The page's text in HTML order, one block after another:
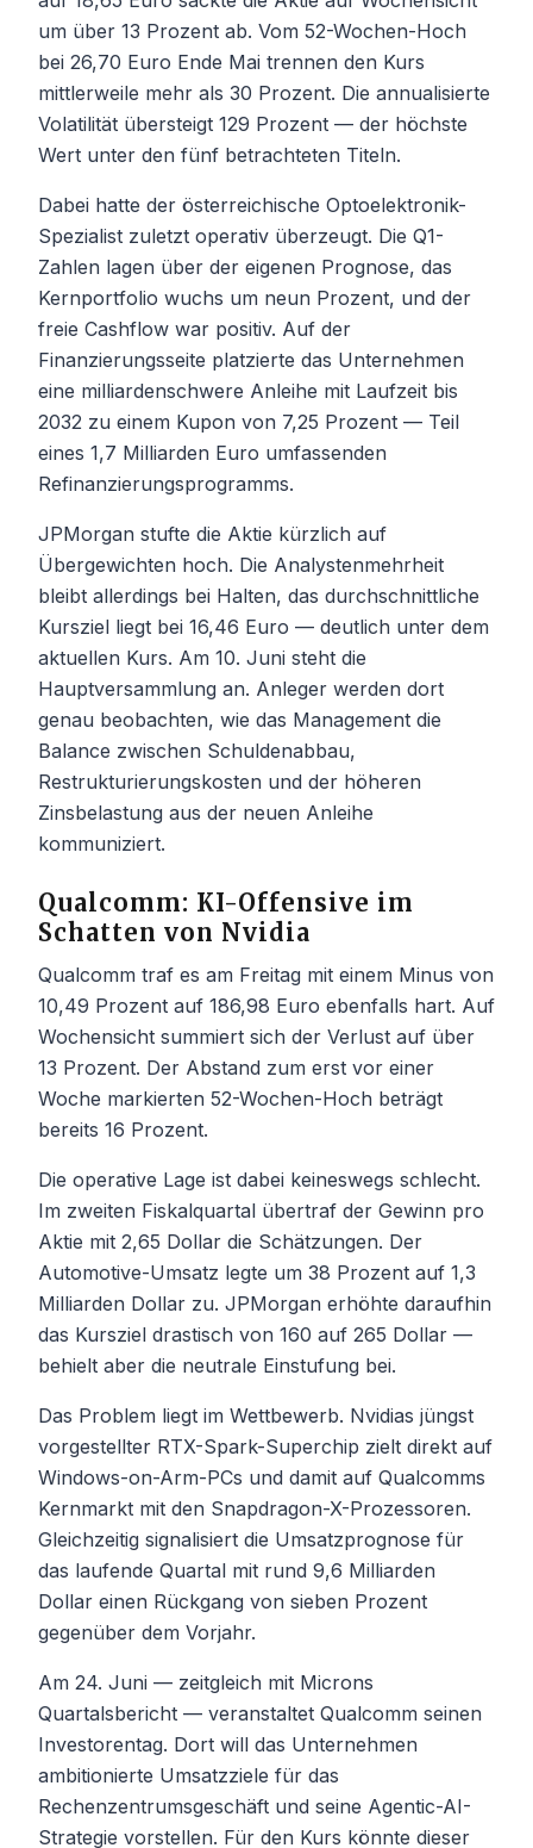
um über 13 Prozent ab. Vom 52-Wochen-Hoch
bei 26,70 Euro Ende Mai trennen den Kurs
mittlerweile mehr als 30 Prozent. Die annualisierte
Volatilität übersteigt 129 Prozent — der höchste
Wert unter den fünf betrachteten Titeln.
Dabei hatte der österreichische Optoelektronik-
Spezialist zuletzt operativ überzeugt. Die Q1-
Zahlen lagen über der eigenen Prognose, das
Kernportfolio wuchs um neun Prozent, und der
freie Cashflow war positiv. Auf der
Finanzierungsseite platzierte das Unternehmen
eine milliardenschwere Anleihe mit Laufzeit bis
2032 zu einem Kupon von 7,25 Prozent — Teil
eines 1,7 Milliarden Euro umfassenden
Refinanzierungsprogramms.
JPMorgan stufte die Aktie kürzlich auf
Übergewichten hoch. Die Analystenmehrheit
bleibt allerdings bei Halten, das durchschnittliche
Kursziel liegt bei 16,46 Euro — deutlich unter dem
aktuellen Kurs. Am 10. Juni steht die
Hauptversammlung an. Anleger werden dort
genau beobachten, wie das Management die
Balance zwischen Schuldenabbau,
Restrukturierungskosten und der höheren
Zinsbelastung aus der neuen Anleihe
kommuniziert.
Qualcomm: KI-Offensive im
Schatten von Nvidia
Qualcomm traf es am Freitag mit einem Minus von
10,49 Prozent auf 186,98 Euro ebenfalls hart. Auf
Wochensicht summiert sich der Verlust auf über
13 Prozent. Der Abstand zum erst vor einer
Woche markierten 52-Wochen-Hoch beträgt
bereits 16 Prozent.
Die operative Lage ist dabei keineswegs schlecht.
Im zweiten Fiskalquartal übertraf der Gewinn pro
Aktie mit 2,65 Dollar die Schätzungen. Der
Automotive-Umsatz legte um 38 Prozent auf 1,3
Milliarden Dollar zu. JPMorgan erhöhte daraufhin
das Kursziel drastisch von 160 auf 265 Dollar —
behielt aber die neutrale Einstufung bei.
Das Problem liegt im Wettbewerb. Nvidias jüngst
vorgestellter RTX-Spark-Superchip zielt direkt auf
Windows-on-Arm-PCs und damit auf Qualcomms
Kernmarkt mit den Snapdragon-X-Prozessoren.
Gleichzeitig signalisiert die Umsatzprognose für
das laufende Quartal mit rund 9,6 Milliarden
Dollar einen Rückgang von sieben Prozent
gegenüber dem Vorjahr.
Am 24. Juni — zeitgleich mit Microns
Quartalsbericht — veranstaltet Qualcomm seinen
Investorentag. Dort will das Unternehmen
ambitionierte Umsatzziele für das
Rechenzentrumsgeschäft und seine Agentic-AI-
Strategie vorstellen. Für den Kurs könnte dieser